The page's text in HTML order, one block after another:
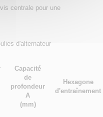
centrale pour une
d'alternateur
Capacité
de
profondeur
A
(mm)
Hexagone
d'entraînement